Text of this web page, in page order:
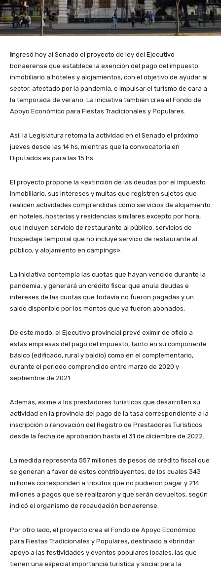
Ingresó hoy al Senado el proyecto de ley del Ejecutivo
bonaerense que establece la exención del pago del impuesto
inmobiliario a hoteles y alojamientos, con el objetivo de ayudar al
sector, afectado por la pandemia, e impulsar el turismo de cara a
la temporada de verano. La iniciativa también crea el Fondo de
Apoyo Económico para Fiestas Tradicionales y Populares.
Así, la Legislatura retoma la actividad en el Senado el próximo
jueves desde las 14 hs, mientras que la convocatoria en
Diputados es para las 15 hs.
El proyecto propone la «extinción de las deudas por el impuesto
inmobiliario, sus intereses y multas que registren sujetos que
realicen actividades comprendidas como servicios de alojamiento
en hoteles, hosterías y residencias similares excepto por hora,
que incluyen servicio de restaurante al público, servicios de
hospedaje temporal que no incluye servicio de restaurante al
público, y alojamiento en campings».
La iniciativa contempla las cuotas que hayan vencido durante la
pandemia, y generará un crédito fiscal que anula deudas e
intereses de las cuotas que todavía no fueron pagadas y un
saldo disponible por los montos que ya fueron abonados.
De este modo, el Ejecutivo provincial prevé eximir de oficio a
estas empresas del pago del impuesto, tanto en su componente
básico (edificado, rural y baldío) como en el complementario,
durante el periodo comprendido entre marzo de 2020 y
septiembre de 2021.
Además, exime a los prestadores turísticos que desarrollen su
actividad en la provincia del pago de la tasa correspondiente a la
inscripción o renovación del Registro de Prestadores Turísticos
desde la fecha de aprobación hasta el 31 de diciembre de 2022.
La medida representa 557 millones de pesos de crédito fiscal que
se generan a favor de estos contribuyentes, de los cuales 343
millones corresponden a tributos que no pudieron pagar y 214
millones a pagos que se realizaron y que serán devueltos, según
indicó el organismo de recaudación bonaerense.
Por otro lado, el proyecto crea el Fondo de Apoyo Económico
para Fiestas Tradicionales y Populares, destinado a «brindar
apoyo a las festividades y eventos populares locales, las que
tienen una especial importancia turística y social para la